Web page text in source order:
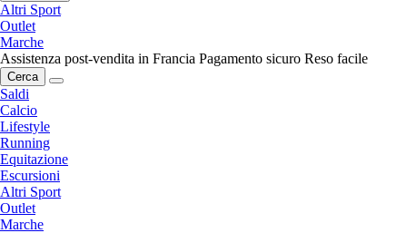
Altri Sport
Outlet
Marche
Assistenza post-vendita in Francia Pagamento sicuro Reso facile
Cerca
Saldi
Calcio
Lifestyle
Running
Equitazione
Escursioni
Altri Sport
Outlet
Marche